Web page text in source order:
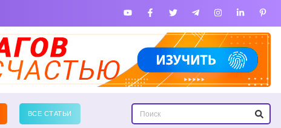
ВСЕ СТАТЬИ